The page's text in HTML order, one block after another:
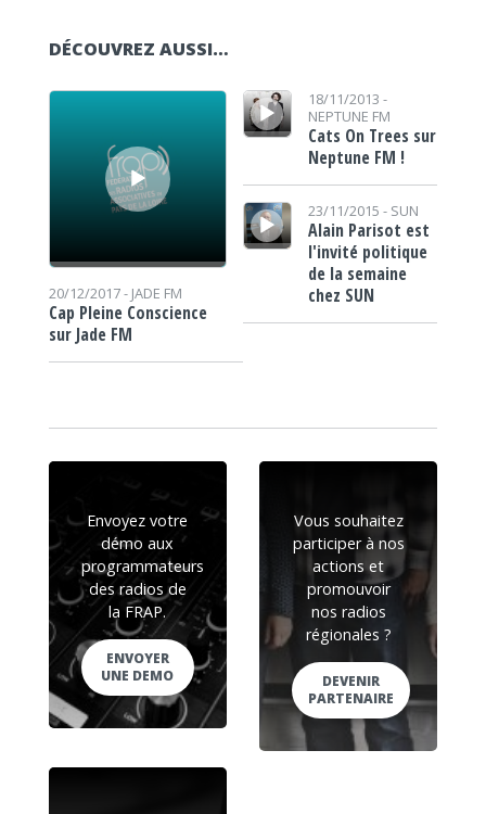
DÉCOUVREZ AUSSI…
Lecteur audio
20/12/2017 - JADE FM
Cap Pleine Conscience
sur Jade FM
Lecteur audio18/11/2013 -
NEPTUNE FM
Cats On Trees sur
Neptune FM !
Lecteur audio
23/11/2015 - SUN
Alain Parisot est
l'invité politique
de la semaine
chez SUN
Envoyez votre
démo aux
programmateurs
des radios de
la FRAP.
ENVOYER
UNE DEMO
Vous souhaitez
participer à nos
actions et
promouvoir
nos radios
régionales ?
DEVENIR
PARTENAIRE